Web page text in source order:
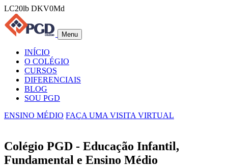
LC20lb DKV0Md
Menu
INÍCIO
O COLÉGIO
CURSOS
DIFERENCIAIS
BLOG
SOU PGD
ENSINO MÉDIO FAÇA UMA VISITA VIRTUAL
Colégio PGD - Educação Infantil,
Fundamental e Ensino Médio